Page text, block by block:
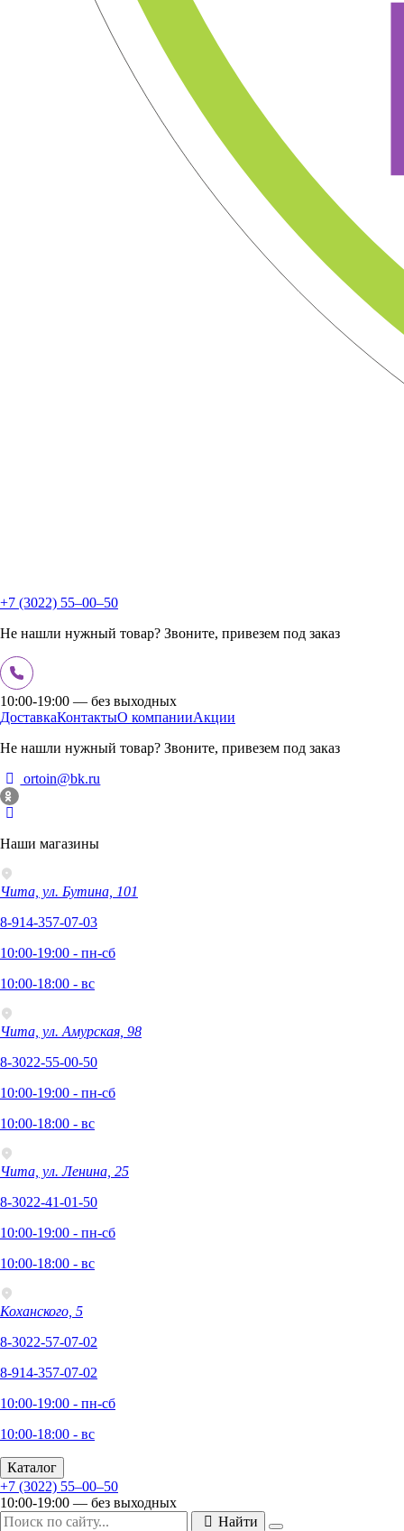
+7 (3022) 55‒00‒50
Не нашли нужный товар? Звоните, привезем под заказ
10:00-19:00 — без выходных
ДоставкаКонтактыО компанииАкции
Не нашли нужный товар? Звоните, привезем под заказ
ortoin@bk.ru
Наши магазины
Чита, ул. Бутина, 101
8-914-357-07-03
10:00-19:00 - пн-сб
10:00-18:00 - вс
Чита, ул. Амурская, 98
8-3022-55-00-50
10:00-19:00 - пн-сб
10:00-18:00 - вс
Чита, ул. Ленина, 25
8-3022-41-01-50
10:00-19:00 - пн-сб
10:00-18:00 - вс
Коханского, 5
8-3022-57-07-02
8-914-357-07-02
10:00-19:00 - пн-сб
10:00-18:00 - вс
Каталог
+7 (3022) 55‒00‒50
10:00-19:00 — без выходных
Найти